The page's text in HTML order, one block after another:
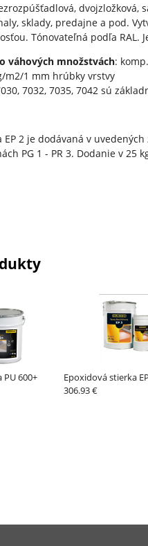
sklady, predajne a pod.
Tónovateľná podľa
váhových množstvách:
m2/1 mm hrúbky vrstvy
7032, 7035, 7042 sú
EP 2 je dodávaná v
PG 1 - PR 3. Dodanie v 25
600+
Epoxidová stierka
306.93 €